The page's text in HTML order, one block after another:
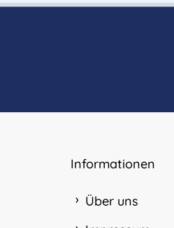
Informationen
Über uns